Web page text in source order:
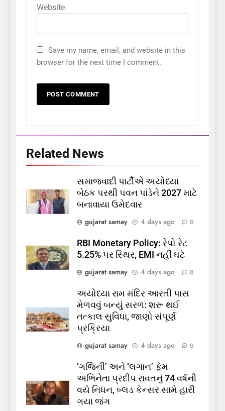
Website
Save my name, email, and website in this
browser for the next time I comment.
Related News
સમાજવાદી પાર્ટીએ અયોધ્યા
બેઠક પરથી પવન પાંડેને 2027 માટે
બનાવાયા ઉમેદવાર
gujarat samay
4 days ago 0
RBI Monetary Policy: રેપો રેટ
5.25% પર સ્થિર, EMI નહીં ઘટે
gujarat samay
4 days ago 0
અયોધ્યા રામ મંદિર આરતી પાસ
મેળવવું બન્યું સરળ: શરૂ થઈ
તત્કાલ સુવિધા, જાણો સંપૂર્ણ
પ્રક્રિયા
gujarat samay
4 days ago 0
‘ગજિની’ અને ‘લગાન’ ફેમ
અભિનેતા પ્રદીપ રાવતનું 74 વર્ષની
વયે નિધન, બ્લડ કેન્સર સામે હારી
ગયા જંગ
કોડીનારના છારા દરિયાકાંઠે પાંચ
કિશોરો ડૂબ્યા, 3નો બચાવ, 2
લાપતા
GUJARAT TOP NEWS
6
પાસપોર્ટ વેરિફિકેશન માટે હવે
પોલીસ સ્ટેશનના ધક્કામાંથી
પ્રક્રિયા બની સરળ
GUJARAT TOP NEWS
7
રાજ્યસભામાં ‘જન્મ અને મૃત્યુ
પાસ, વિપક્ષનો ઉગ્ર હોબાળો
8
શું તમારું મધ કે ઘી ખરેખર શુદ્ધ
છે? FSSAIએ ડાબરના દાવાઓની